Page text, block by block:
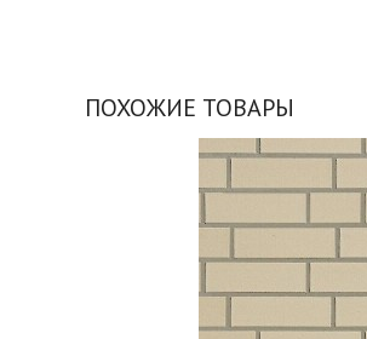
ПОХОЖИЕ ТОВАРЫ